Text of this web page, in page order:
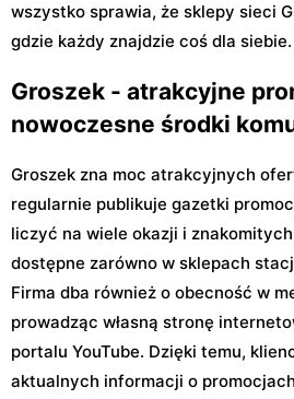
wszystko sprawia, że sklepy sieci
gdzie każdy znajdzie coś dla siebie.
Groszek - atrakcyjne
nowoczesne środki
Groszek zna moc atrakcyjnych
regularnie publikuje gazetki
liczyć na wiele okazji i
dostępne zarówno w sklepach
Firma dba również o obecność w
prowadząc własną stronę
portalu YouTube. Dzięki temu,
aktualnych informacji o